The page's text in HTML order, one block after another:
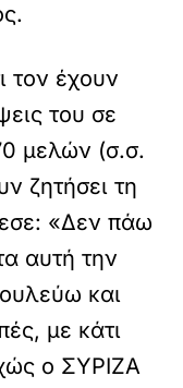
τον έχουν
του σε
μελών (σ.σ.
ζητήσει τη
«Δεν πάω
αυτή την
και
με κάτι
ο ΣΥΡΙΖΑ